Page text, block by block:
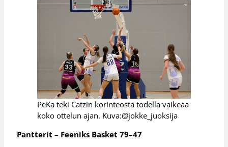
PeKa teki Catzin korinteosta todella vaikeaa
koko ottelun ajan. Kuva:@jokke_juoksija
Pantterit – Feeniks Basket 79–47